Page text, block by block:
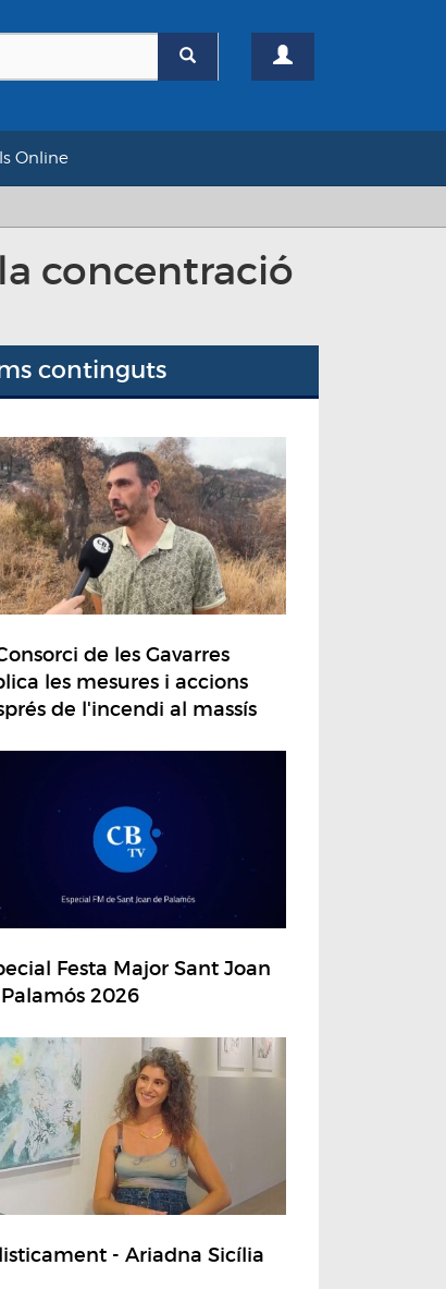
Online
concentració
continguts
de les Gavarres
les mesures i accions
de l'incendi al massís
Festa Major Sant Joan
2026
- Ariadna Sicília